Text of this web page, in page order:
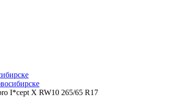
I*cept X RW10 265/65 R17